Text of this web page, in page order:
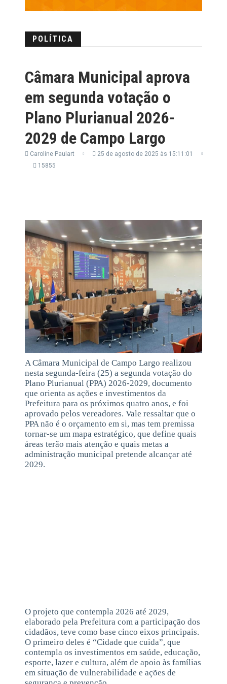
POLÍTICA
Câmara Municipal aprova
em segunda votação o
Plano Plurianual 2026-
2029 de Campo Largo
Caroline Paulart
25 de agosto de 2025 às 15:11:01
15855
A Câmara Municipal de Campo Largo realizou
nesta segunda-feira (25) a segunda votação do
Plano Plurianual (PPA) 2026-2029, documento
que orienta as ações e investimentos da
Prefeitura para os próximos quatro anos, e foi
aprovado pelos vereadores. Vale ressaltar que o
PPA não é o orçamento em si, mas tem premissa
tornar-se um mapa estratégico, que define quais
áreas terão mais atenção e quais metas a
administração municipal pretende alcançar até
2029.
O projeto que contempla 2026 até 2029,
elaborado pela Prefeitura com a participação dos
cidadãos, teve como base cinco eixos principais.
O primeiro deles é “Cidade que cuida”, que
contempla os investimentos em saúde, educação,
esporte, lazer e cultura, além de apoio às famílias
em situação de vulnerabilidade e ações de